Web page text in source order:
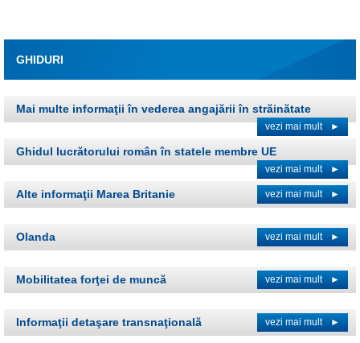
GHIDURI
Mai multe informaţii în vederea angajării în străinătate
vezi mai mult ►
Ghidul lucrătorului român în statele membre UE
vezi mai mult ►
Alte informaţii Marea Britanie vezi mai mult ►
Olanda vezi mai mult ►
Mobilitatea forţei de muncă vezi mai mult ►
Informaţii detaşare transnaţională vezi mai mult ►